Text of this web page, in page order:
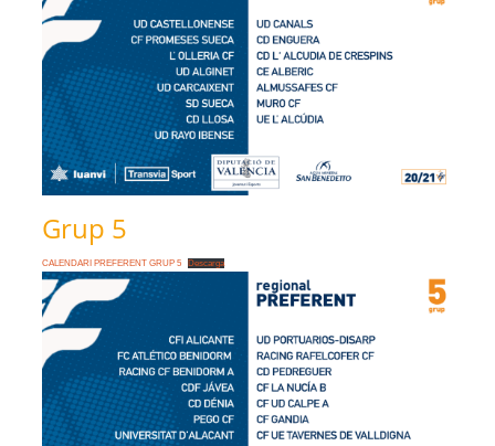
Grup 5
CALENDARI PREFERENT GRUP 5 Descarga